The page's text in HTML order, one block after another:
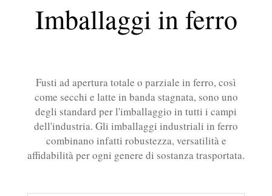
Imballaggi in ferro
Fusti ad apertura totale o parziale in ferro, così
come secchi e latte in banda stagnata, sono uno
degli standard per l'imballaggio in tutti i campi
dell'industria. Gli imballaggi industriali in ferro
combinano infatti robustezza, versatilità e
affidabilità per ogni genere di sostanza trasportata.